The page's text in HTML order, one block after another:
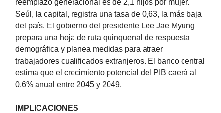
reemplazo generacional es de 2,1 hijos por mujer.
Seúl, la capital, registra una tasa de 0,63, la más baja
del país. El gobierno del presidente Lee Jae Myung
prepara una hoja de ruta quinquenal de respuesta
demográfica y planea medidas para atraer
trabajadores cualificados extranjeros. El banco central
estima que el crecimiento potencial del PIB caerá al
0,6% anual entre 2045 y 2049.
IMPLICACIONES